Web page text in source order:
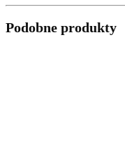
Podobne produkty